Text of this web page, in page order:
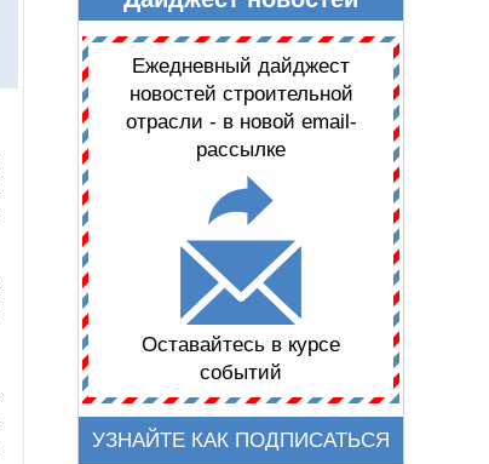
Ежедневный дайджест
новостей строительной
отрасли - в новой email-
рассылке
Оставайтесь в курсе
событий
УЗНАЙТЕ КАК ПОДПИСАТЬСЯ